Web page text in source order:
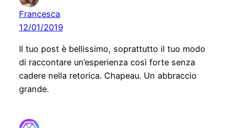
Francesca
12/01/2019
Il tuo post è bellissimo, soprattutto il tuo modo
di raccontare un’esperienza così forte senza
cadere nella retorica. Chapeau. Un abbraccio
grande.